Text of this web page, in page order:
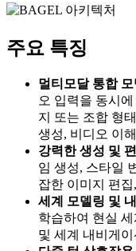
주요 특징
멀티모달 통합 모
오 입력을 동시
지 또는 조합 형
생성, 비디오 이
강력한 생성 및
임 생성, 스타일
잡한 이미지 편
세계 모델링 및
학습하여 현실
및 세계 내비게